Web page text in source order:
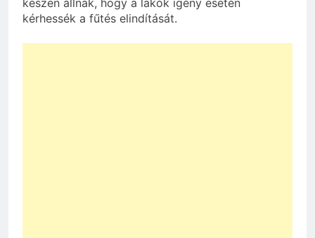
kérhessék a fűtés elindítását.